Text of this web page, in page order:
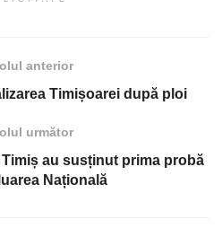
anterior
Timișoarei după ploi
următor
Timiș au susținut prima probă
Națională